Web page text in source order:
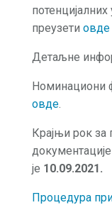
преузети овде
Детаљне
Номинациони
овде.
Крајњи рок
је 10.09.2021.
Процедура